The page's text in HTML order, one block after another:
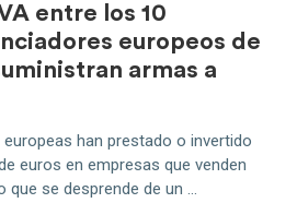
entre los 10
europeos de
armas a
han prestado o invertido
euros en empresas que venden
se desprende de un ...